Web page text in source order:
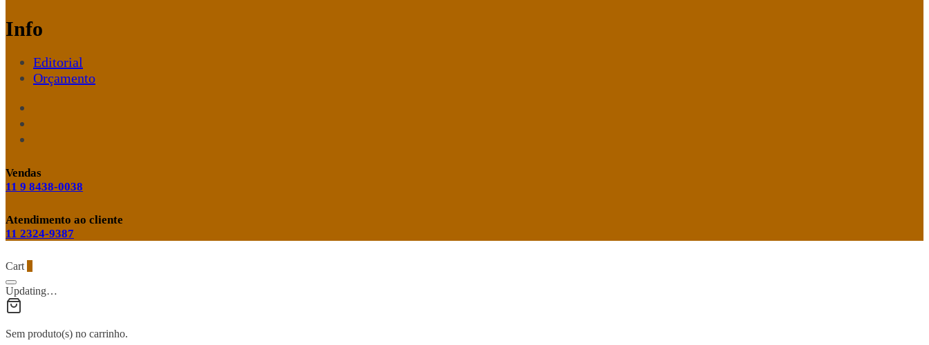
Info
Editorial
Orçamento
Vendas
11 9 8438-0038
Atendimento ao cliente
11 2324-9387
Cart
Updating…
Sem produto(s) no carrinho.